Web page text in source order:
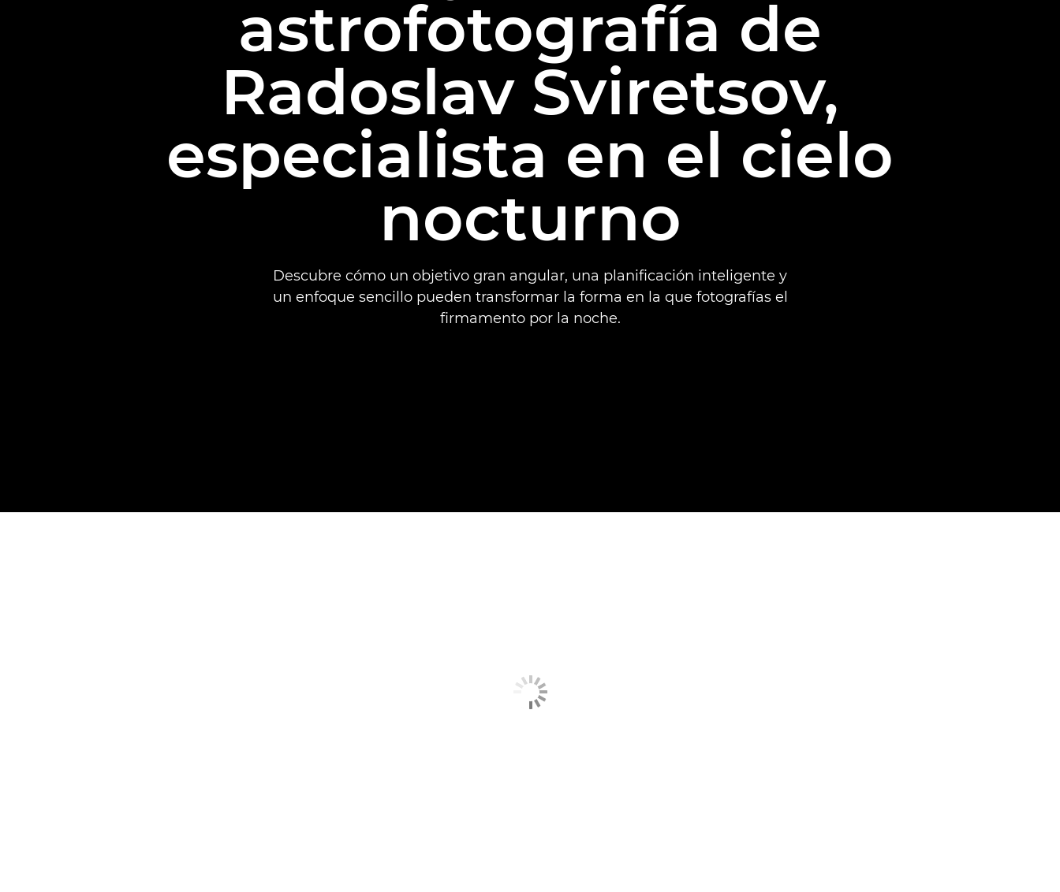
astrofotografía de
Radoslav Sviretsov,
especialista en el cielo
nocturno
Descubre cómo un objetivo gran angular, una planificación inteligente y
un enfoque sencillo pueden transformar la forma en la que fotografías el
firmamento por la noche.